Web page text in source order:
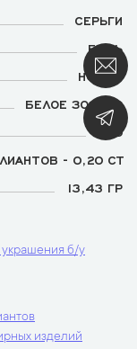
СЕРЬГИ
ЕСТЬ
НОВЫЕ
БЕЛОЕ ЗОЛОТО
750
- 0,20 CT
13,43 ГР
б/у
изделий